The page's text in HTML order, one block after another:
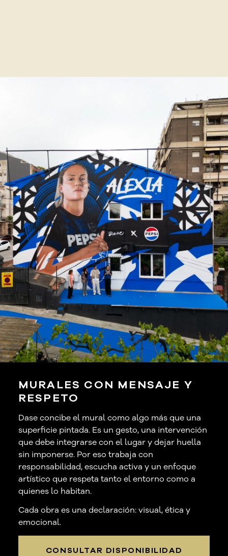
MURALES CON MENSAJE Y
RESPETO
Dase concibe el mural como algo más que una
superficie pintada. Es un gesto, una intervención
que debe integrarse con el lugar y dejar huella
sin imponerse. Por eso trabaja con
responsabilidad, escucha activa y un enfoque
artístico que respeta tanto el entorno como a
quienes lo habitan.
Cada obra es una declaración: visual, ética y
emocional.
CONSULTAR DISPONIBILIDAD